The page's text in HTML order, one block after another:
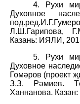
4. Рухи
Духовное
Л.Ш.Гарипова,
Казань: ИЯЛИ,
5. Рухи
Духовное
Гомәров (проект
З.З. Рәмиев.
Ханнанова.